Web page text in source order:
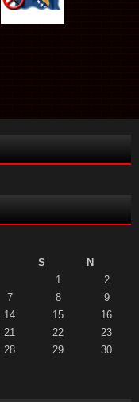
S
N
1
2
7 8
9
14 15
16
21 22
23
28 29
30